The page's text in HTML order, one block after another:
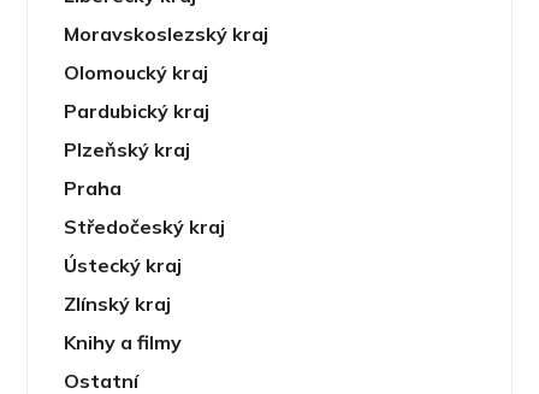
Moravskoslezský kraj
Olomoucký kraj
Pardubický kraj
Plzeňský kraj
Praha
Středočeský kraj
Ústecký kraj
Zlínský kraj
Knihy a filmy
Ostatní